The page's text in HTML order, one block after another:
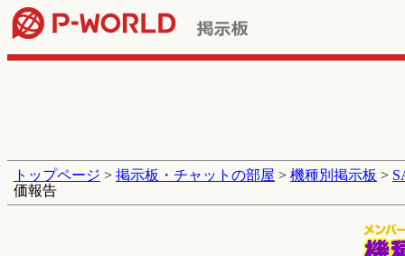
トップページ > 掲示板・チャットの部屋 > 機種別掲示板 >
価報告